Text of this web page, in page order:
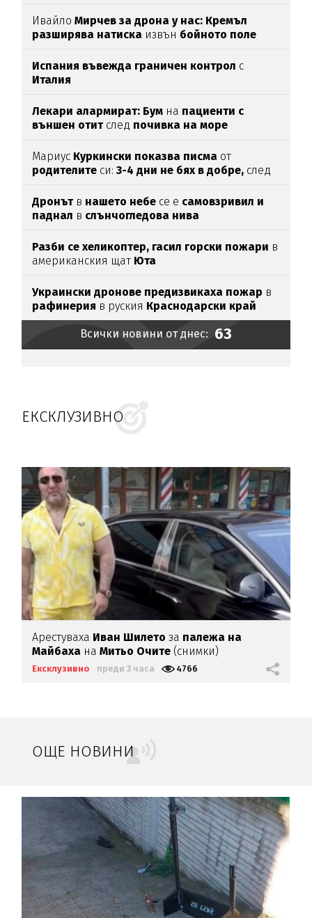
ИвайлоМирчев за дрона у нас: Кремъл
разширява натиска извън бойното поле
Испания въвежда граничен контрол с
Италия
Лекари алармират: Бум на пациенти с
външен отитслед почивка на море
Мариус Куркински показва писма от
родителите си:3-4 дни не бях в добре, след
Дронътв нашето небе се е самовзривил и
паднал в слънчогледова нива
Разби се хеликоптер, гасил горски пожари в
американския щат Юта
Украински дронове предизвикаха пожар в
рафинерия в руския Краснодарски край
Всички новини от днес: 63
ЕКСКЛУЗИВНО
Арестуваха Иван Шилетоза палежа на
Майбаха наМитьо Очите (снимки)
Ексклузивно преди 3 часа 4766
ОЩЕ НОВИНИ